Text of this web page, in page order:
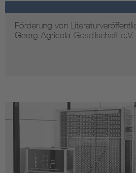
Förderung von
Georg-Agricola-Gesellschaft e.V.